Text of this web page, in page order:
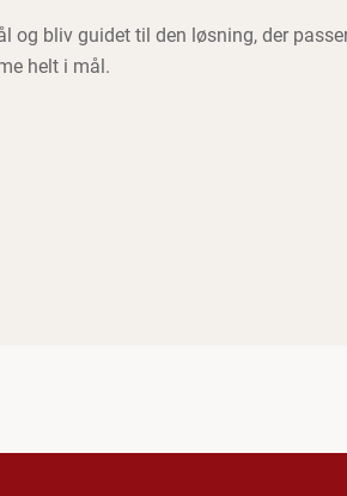
og bliv guidet til den løsning, der
helt i mål.